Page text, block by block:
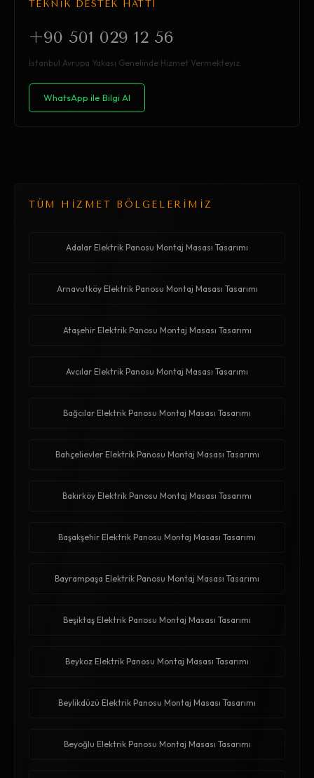
TEKNİK DESTEK HATTI
+90 501 029 12 56
İstanbul Avrupa Yakası Genelinde Hizmet Vermekteyiz.
WhatsApp ile Bilgi Al
TÜM HİZMET BÖLGELERİMİZ
Adalar Elektrik Panosu Montaj Masası Tasarımı
Arnavutköy Elektrik Panosu Montaj Masası Tasarımı
Ataşehir Elektrik Panosu Montaj Masası Tasarımı
Avcılar Elektrik Panosu Montaj Masası Tasarımı
Bağcılar Elektrik Panosu Montaj Masası Tasarımı
Bahçelievler Elektrik Panosu Montaj Masası Tasarımı
Bakırköy Elektrik Panosu Montaj Masası Tasarımı
Başakşehir Elektrik Panosu Montaj Masası Tasarımı
Bayrampaşa Elektrik Panosu Montaj Masası Tasarımı
Beşiktaş Elektrik Panosu Montaj Masası Tasarımı
Beykoz Elektrik Panosu Montaj Masası Tasarımı
Beylikdüzü Elektrik Panosu Montaj Masası Tasarımı
Beyoğlu Elektrik Panosu Montaj Masası Tasarımı